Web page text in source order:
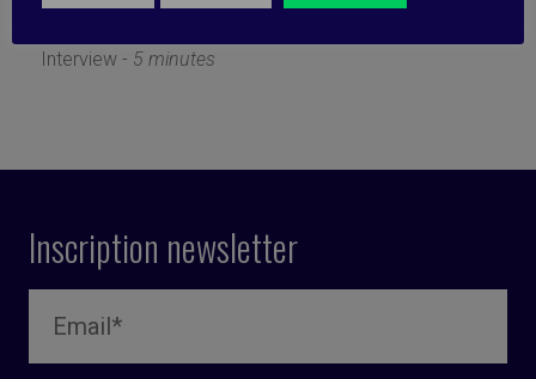
Interview - 5 minutes
Inscription newsletter